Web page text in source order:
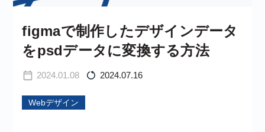
2024.01.08 2024.07.16
Webデザイン
figmaで制作したデザインデータ
をpsdデータに変換する方法